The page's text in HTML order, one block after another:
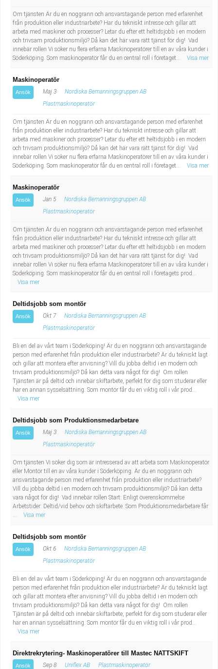
Industriell tillverkning
Installation, drift, underhåll
Kropps- och skönhetsvård
Kultur, media, design
Militärt arbete
Naturbruk
Naturvetenskapligt arbete
Sanering och renhållning
Socialt arbete
Säkerhetsarbete
Tekniskt arbete
Behandlingsassistent/Socialpedagog
Tandsköterska
Budbilsförare
Tidningsbud/Tidningsdistributör
Lärare i fritidshem/Fritidspedagog
Taxiförare/Taxichaufför
Läkarsekreterare/Vårdadmin/Medicinsk
Lastbilsförare m.fl.
Informatör/Kommunikatör
Brevbärare
Kock, storhushåll
Undersköterska, vård- o specialavd. o mottagning
Bibliotekarie
Administrativ assistent
Om tjänsten Är du en noggrann och ansvarstagande person med erfarenhet
från produktion eller industriarbete? Har du tekniskt intresse och gillar att
arbeta med maskiner och processer? Letar du efter ett heltidsjobb i en modern
och trivsam produktionsmiljö? Då kan det här vara rätt tjänst för dig! Vad
innebär rollen Vi söker nu flera erfarna Maskinoperatörer till en av våra kunder i
Söderköping. Som maskinoperatör får du en central roll i företaget...
Visa mer
Maskinoperatör
Ansök Maj 3
Nordiska Bemanningsgruppen AB
Plastmaskinoperatör
Om tjänsten Är du en noggrann och ansvarstagande person med erfarenhet
från produktion eller industriarbete? Har du tekniskt intresse och gillar att
arbeta med maskiner och processer? Letar du efter ett heltidsjobb i en modern
och trivsam produktionsmiljö? Då kan det här vara rätt tjänst för dig! Vad
innebär rollen Vi söker nu flera erfarna Maskinoperatörer till en av våra kunder i
Söderköping. Som maskinoperatör får du en central roll i företaget...
Visa mer
Maskinoperatör
Ansök Jan 5
Nordiska Bemanningsgruppen AB
Plastmaskinoperatör
Om tjänsten Är du en noggrann och ansvarstagande person med erfarenhet
från produktion eller industriarbete? Har du tekniskt intresse och gillar att
arbeta med maskiner och processer? Letar du efter ett heltidsjobb i en modern
och trivsam produktionsmiljö? Då kan det här vara rätt tjänst för dig! Vad
innebär rollen Vi söker nu flera erfarna Maskinoperatörer till en av våra kunder i
Söderköping. Som maskinoperatör får du en central roll i företagets prod...
Visa mer
Deltidsjobb som montör
Ansök Okt 7
Nordiska Bemanningsgruppen AB
Plastmaskinoperatör
Bli en del av vårt team i Söderköping! Är du en noggrann och ansvarstagande
person med erfarenhet från produktion eller industriarbete? Är du tekniskt lagt
och gillar att montera efter anvisning? Vill du jobba deltid i en modern och
trivsam produktionsmiljö? Då kan detta vara något för dig! Om rollen
Tjänsten är på deltid och innebär skiftarbete, perfekt för dig som studerar eller
har en annan sysselsättning. Som montör får du en viktig roll i vår prod...
Visa mer
Deltidsjobb som Produktionsmedarbetare
Ansök Maj 3
Nordiska Bemanningsgruppen AB
Plastmaskinoperatör
Om tjänsten Vi söker dig som är intresserad av att arbeta som Maskinoperatör
eller Montör till en av våra kunder i Söderköping. Är du en noggrann och
ansvarstagande person med erfarenhet från produktion eller industriarbete?
Vill du jobba deltid i en modern och trivsam produktionsmiljö? Då kan detta
vara något för dig! Vad innebär rollen Start: Enligt överenskommelse
Arbetstider: Deltid/vid behov och skiftarbete. Som Produktionsmedarbetare får
...
Visa mer
Deltidsjobb som montör
Ansök Okt 6
Nordiska Bemanningsgruppen AB
Plastmaskinoperatör
Bli en del av vårt team i Söderköping! Är du en noggrann och ansvarstagande
person med erfarenhet från produktion eller industriarbete? Är du tekniskt lagt
och gillar att montera efter anvisning? Vill du jobba deltid i en modern och
trivsam produktionsmiljö? Då kan detta vara något för dig! Om rollen
Tjänsten är på deltid och innebär skiftarbete, perfekt för dig som studerar eller
har en annan sysselsättning. Som montör får du en viktig roll i vår prod...
Visa mer
Direktrekrytering- Maskinoperatörer till Mastec NATTSKIFT
Ansök Sep 8 Uniflex AB Plastmaskinoperatör